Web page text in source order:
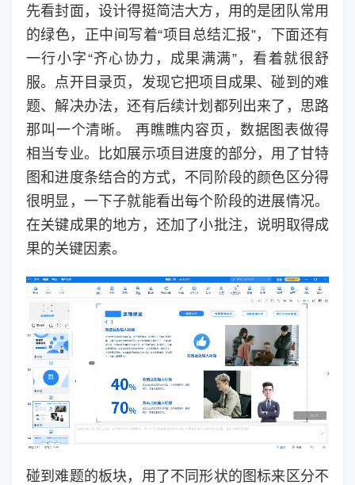
先看封面，设计得挺简洁大方，用的是团队常用
的绿色，正中间写着“项目总结汇报”，下面还有
一行小字“齐心协力，成果满满”，看着就很舒
服。点开目录页，发现它把项目成果、碰到的难
题、解决办法，还有后续计划都列出来了，思路
那叫一个清晰。 再瞧瞧内容页，数据图表做得
相当专业。比如展示项目进度的部分，用了甘特
图和进度条结合的方式，不同阶段的颜色区分得
很明显，一下子就能看出每个阶段的进展情况。
在关键成果的地方，还加了小批注，说明取得成
果的关键因素。
碰到难题的板块，用了不同形状的图标来区分不